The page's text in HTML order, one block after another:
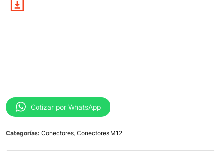
Cotizar por WhatsApp
Categorías: Conectores, Conectores M12